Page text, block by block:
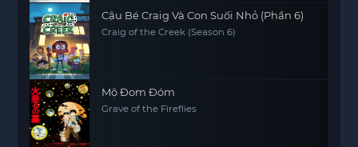
Cậu Bé Craig Và Con Suối Nhỏ (Phần 6)
Craig of the Creek (Season 6)
Mộ Đom Đóm
Grave of the Fireflies